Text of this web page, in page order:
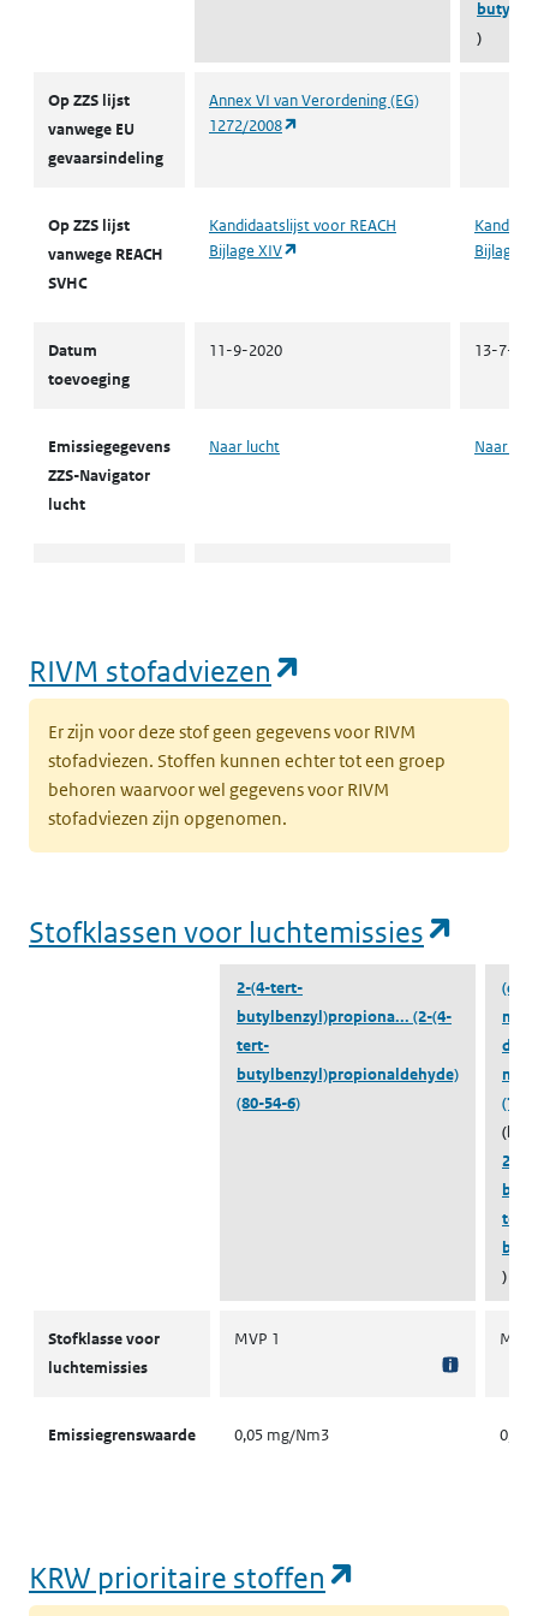
)
Op ZZS lijst
vanwege EU
gevaarsindeling
Annex VI van Verordening (EG)
1272/2008
Op ZZS lijst
vanwege REACH
SVHC
Kandidaatslijst voor REACH
Bijlage XIV
(opent in een nieuw tabblad)Bijlage
Datum
toevoeging
11-9-2020 13-7-
Emissiegegevens
ZZS-Navigator
lucht
Naar lucht Naar
RIVM stofadviezen
Er zijn voor deze stof geen gegevens voor RIVM
stofadviezen. Stoffen kunnen echter tot een groep
behoren waarvoor wel gegevens voor RIVM
stofadviezen zijn opgenomen.
Stofklassen voor luchtemissies
2-(4-tert-
butylbenzyl)propiona... (2-(4-
tert-
butylbenzyl)propionaldehyde)
(80-54-6)
m...
2-
tert-
)
Stofklasse voor
luchtemissies
MVP 1 MVP
Emissiegrenswaarde 0,05 mg/Nm3 0,05
KRW prioritaire stoffen